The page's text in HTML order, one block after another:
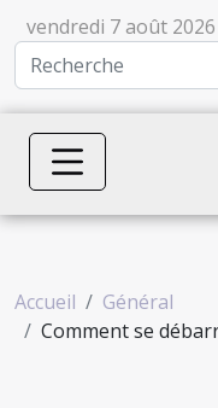
vendredi 7 août 2026
Accueil
Général
Comment se